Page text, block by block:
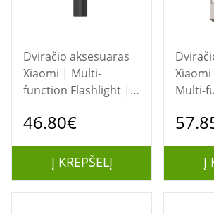
Dviračio aksesuaras
Xiaomi | Multi-
function Flashlight |
46.80€
Į KREPŠELĮ
Multi-
230 lm
Į